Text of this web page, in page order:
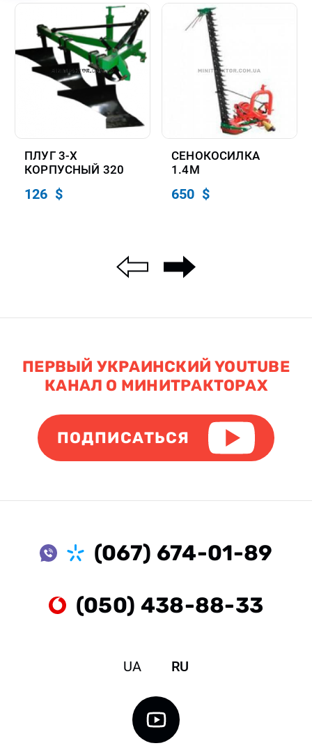
ПЛУГ 3-Х
КОРПУСНЫЙ 320
126 $
СЕНОКОСИЛКА
1.4М
650 $
ПЕРВЫЙ УКРАИНСКИЙ YOUTUBE
КАНАЛ О МИНИТРАКТОРАХ
ПОДПИСАТЬСЯ
(067) 674-01-89
(050) 438-88-33
UA RU